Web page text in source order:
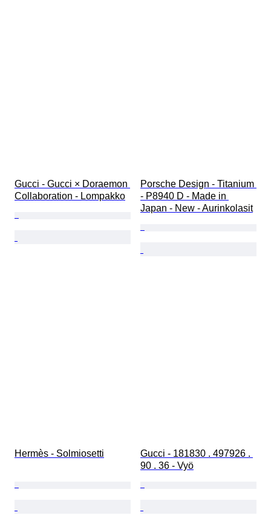
Gucci - Gucci × Doraemon
Collaboration - Lompakko
Porsche Design - Titanium
- P8940 D - Made in
Japan - New - Aurinkolasit
Hermès - Solmiosetti
Gucci - 181830 . 497926 .
90 . 36 - Vyö